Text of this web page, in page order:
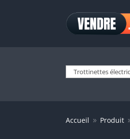
Accueil 9 Produit